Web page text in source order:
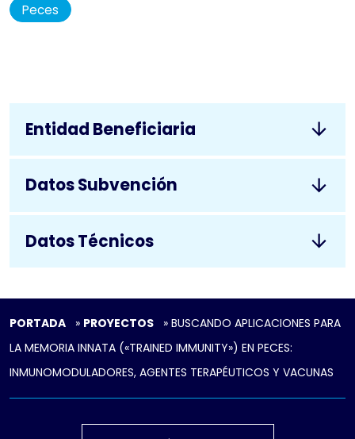
PORTADA » PROYECTOS » BUSCANDO APLICACIONES PARA
LA MEMORIA INNATA («TRAINED IMMUNITY») EN PECES:
INMUNOMODULADORES, AGENTES TERAPÉUTICOS Y VACUNAS
Peces
Entidad Beneficiaria
Datos Subvención
Datos Técnicos